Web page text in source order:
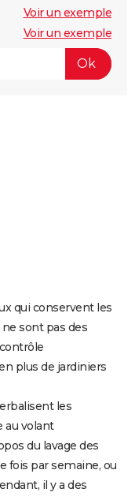
Voir un exemple
Voir un exemple
qui conservent les
sont pas des
plus de jardiniers
les
au volant
du lavage des
fois par semaine, ou
il y a des